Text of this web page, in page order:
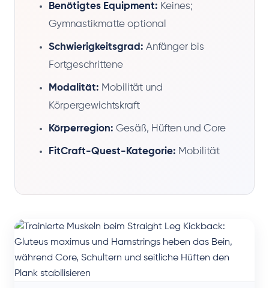
Benötigtes Equipment: Keines;
Gymnastikmatte optional
Schwierigkeitsgrad: Anfänger bis
Fortgeschrittene
Modalität: Mobilität und
Körpergewichtskraft
Körperregion: Gesäß, Hüften und Core
FitCraft-Quest-Kategorie: Mobilität